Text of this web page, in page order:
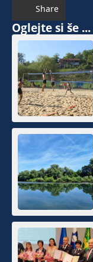
Share
Oglejte si še ...